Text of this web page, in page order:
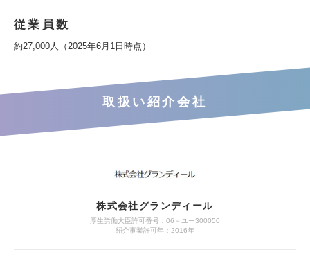
従業員数
約27,000人（2025年6月1日時点）
取扱い紹介会社
株式会社グランディール
厚生労働大臣許可番号：06－ユー300050
紹介事業許可年：2016年